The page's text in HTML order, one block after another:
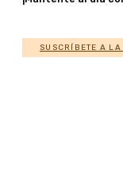
SUSCRÍBETE A LA